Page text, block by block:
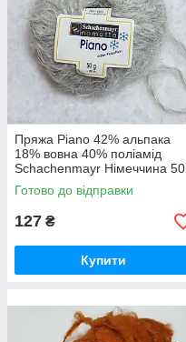
Пряжа Piano 42% альпака
18% вовна 40% поліамід
Schachenmayr Німеччина 50
г-80 м різні кольори Спиці 6-7
мм
Готово до відправки
127 ₴
Купити